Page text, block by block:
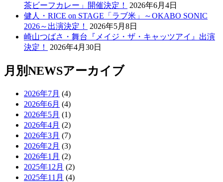
茶ビーフカレー」開催決定！
2026年6月4日
健人・RICE on STAGE「ラブ米」～OKABO SONIC
2026～出演決定！
2026年5月8日
崎山つばさ・舞台『メイジ・ザ・キャッツアイ』出演
決定！
2026年4月30日
月別NEWSアーカイブ
2026年7月 (4)
2026年6月 (4)
2026年5月 (1)
2026年4月 (2)
2026年3月 (7)
2026年2月 (3)
2026年1月 (2)
2025年12月 (2)
2025年11月 (4)